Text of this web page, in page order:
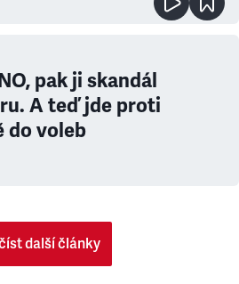
pak ji skandál
A teď jde proti
do voleb
další články